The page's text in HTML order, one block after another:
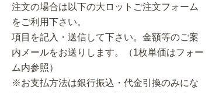
注文の場合は以下の大ロットご注文フォーム
をご利用下さい。
項目を記入・送信して下さい。金額等のご案
内メールをお送りします。（1枚単価はフォー
ム内参照）
※お支払方法は銀行振込・代金引換のみにな